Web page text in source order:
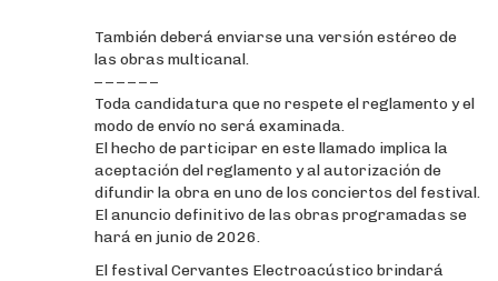
También deberá enviarse una versión estéreo de
las obras multicanal.
– – – – – –
Toda candidatura que no respete el reglamento y el
modo de envío no será examinada.
El hecho de participar en este llamado implica la
aceptación del reglamento y al autorización de
difundir la obra en uno de los conciertos del festival.
El anuncio definitivo de las obras programadas se
hará en junio de 2026.
El festival Cervantes Electroacústico brindará